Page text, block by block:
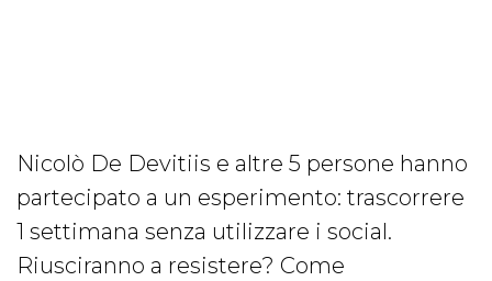
Nicolò De Devitiis e altre 5 persone hanno
partecipato a un esperimento: trascorrere
1 settimana senza utilizzare i social.
Riusciranno a resistere? Come